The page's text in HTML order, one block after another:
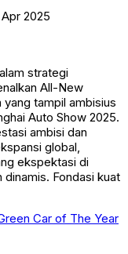
2025
strategi
All-New
tampil ambisius
Auto Show 2025.
ambisi dan
global,
ekspektasi di
Fondasi kuat